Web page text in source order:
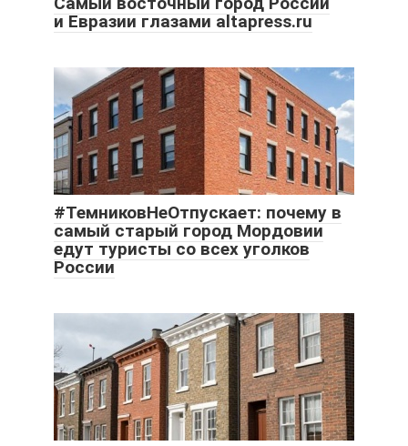
и Евразии глазами altapress.ru
#ТемниковНеОтпускает: почему в
самый старый город Мордовии
едут туристы со всех уголков
России